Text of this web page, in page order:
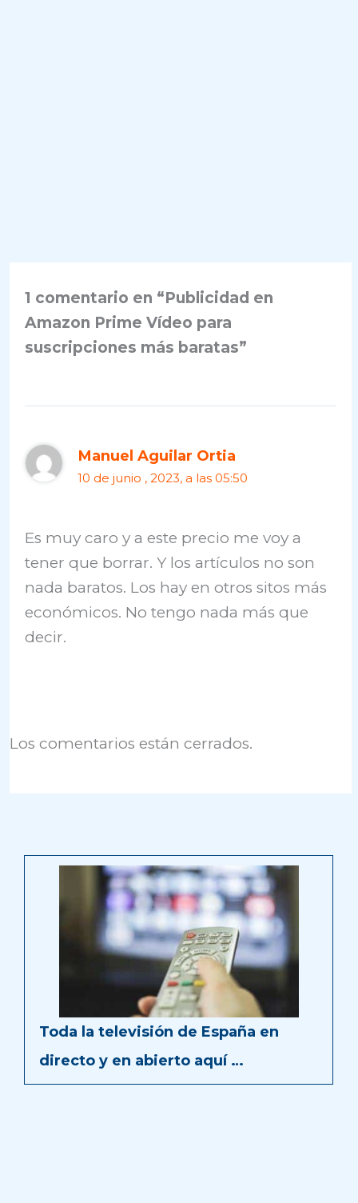
1 comentario en “Publicidad en
Amazon Prime Vídeo para
suscripciones más baratas”
Manuel Aguilar Ortia
10 de junio , 2023, a las 05:50
Es muy caro y a este precio me voy a
tener que borrar. Y los artículos no son
nada baratos. Los hay en otros sitos más
económicos. No tengo nada más que
decir.
Los comentarios están cerrados.
Toda la televisión de España en
directo y en abierto aquí …